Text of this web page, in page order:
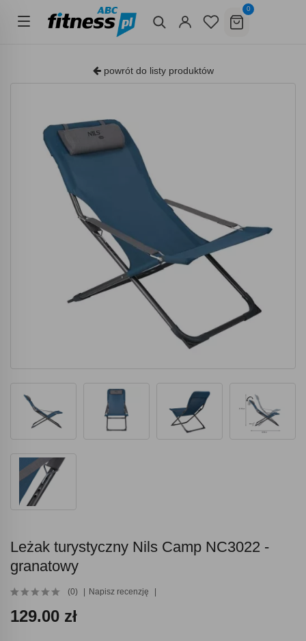
0
powrót do listy produktów
Leżak turystyczny Nils Camp NC3022 -
granatowy
(0) Napisz recenzję
129.00 zł